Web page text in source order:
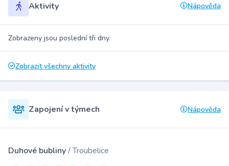
Aktivity Nápověda
Zobrazeny jsou poslední tři dny.
Zobrazit všechny aktivity
Zapojení v týmech Nápověda
Duhové bubliny/ Troubelice